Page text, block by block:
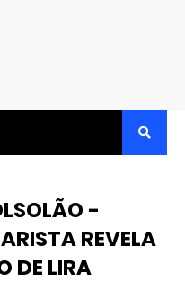
E
-
REVELA
DE LIRA